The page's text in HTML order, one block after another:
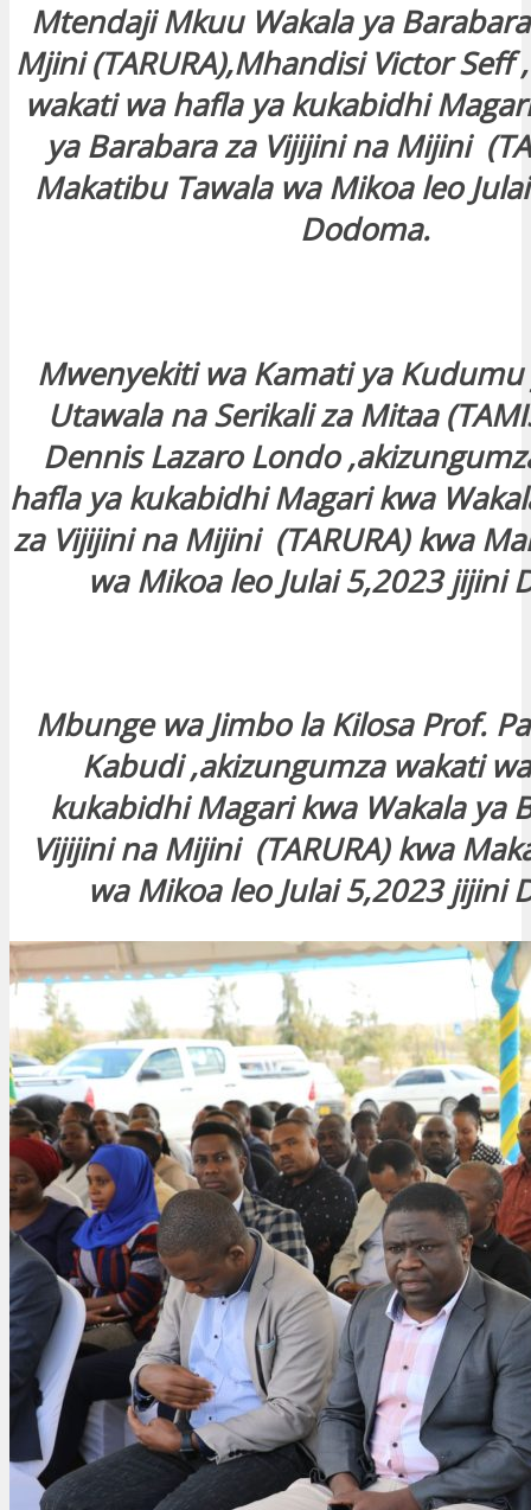
Mtendaji Mkuu Wakala ya
Mjini (TARURA),Mhandisi Victor Seff
wakati wa hafla ya kukabidhi
ya Barabara za Vijijini na Mijini
Makatibu Tawala wa Mikoa leo
Dodoma.
Mwenyekiti wa Kamati ya Kudumu
Utawala na Serikali za Mitaa
Dennis Lazaro Londo
hafla ya kukabidhi Magari kwa
za Vijijini na Mijini (TARURA) kwa
wa Mikoa leo Julai 5,2023 jijini
Mbunge wa Jimbo la Kilosa Prof.
Kabudi ,akizungumza wakati
kukabidhi Magari kwa Wakala ya
Vijijini na Mijini (TARURA) kwa
wa Mikoa leo Julai 5,2023 jijini